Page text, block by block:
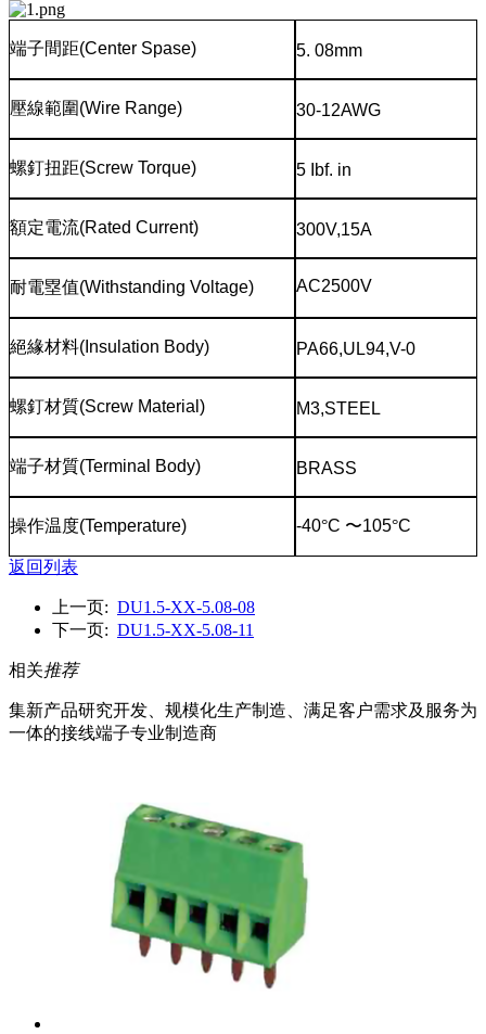
端子間距(Center Spase) 5. 08mm
壓線範圍(Wire Range) 30-12AWG
螺釘扭距(Screw Torque) 5 Ibf. in
額定電流(Rated Current) 300V,15A
耐電塁值(Withstanding Voltage) AC2500V
絕緣材料(Insulation Body) PA66,UL94,V-0
螺釘材質(Screw Material) M3,STEEL
端子材質(Terminal Body) BRASS
操作温度(Temperature) -40°C 〜105°C
返回列表
上一页: DU1.5-XX-5.08-08
下一页: DU1.5-XX-5.08-11
相关推荐
集新产品研究开发、规模化生产制造、满足客户需求及服务为
一体的接线端子专业制造商